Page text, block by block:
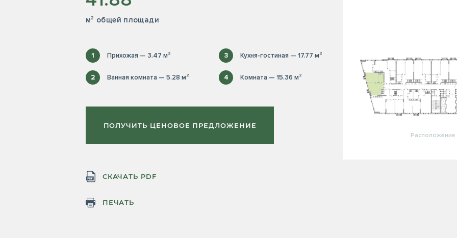
м² общей площади
1 Прихожая — 3.47 м²
2 Ванная комната — 5.28 м²
3 Кухня-гостиная — 17.77 м²
4 Комната — 15.36 м²
ПОЛУЧИТЬ ЦЕНОВОЕ ПРЕДЛОЖЕНИЕ
СКАЧАТЬ PDF
ПЕЧАТЬ
Расположение